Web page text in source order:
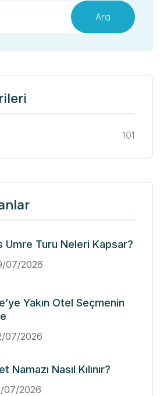
Ara
101
Umre Turu Neleri Kapsar?
07/2026
Yakın Otel Seçmenin
07/2026
Namazı Nasıl Kılınır?
07/2026